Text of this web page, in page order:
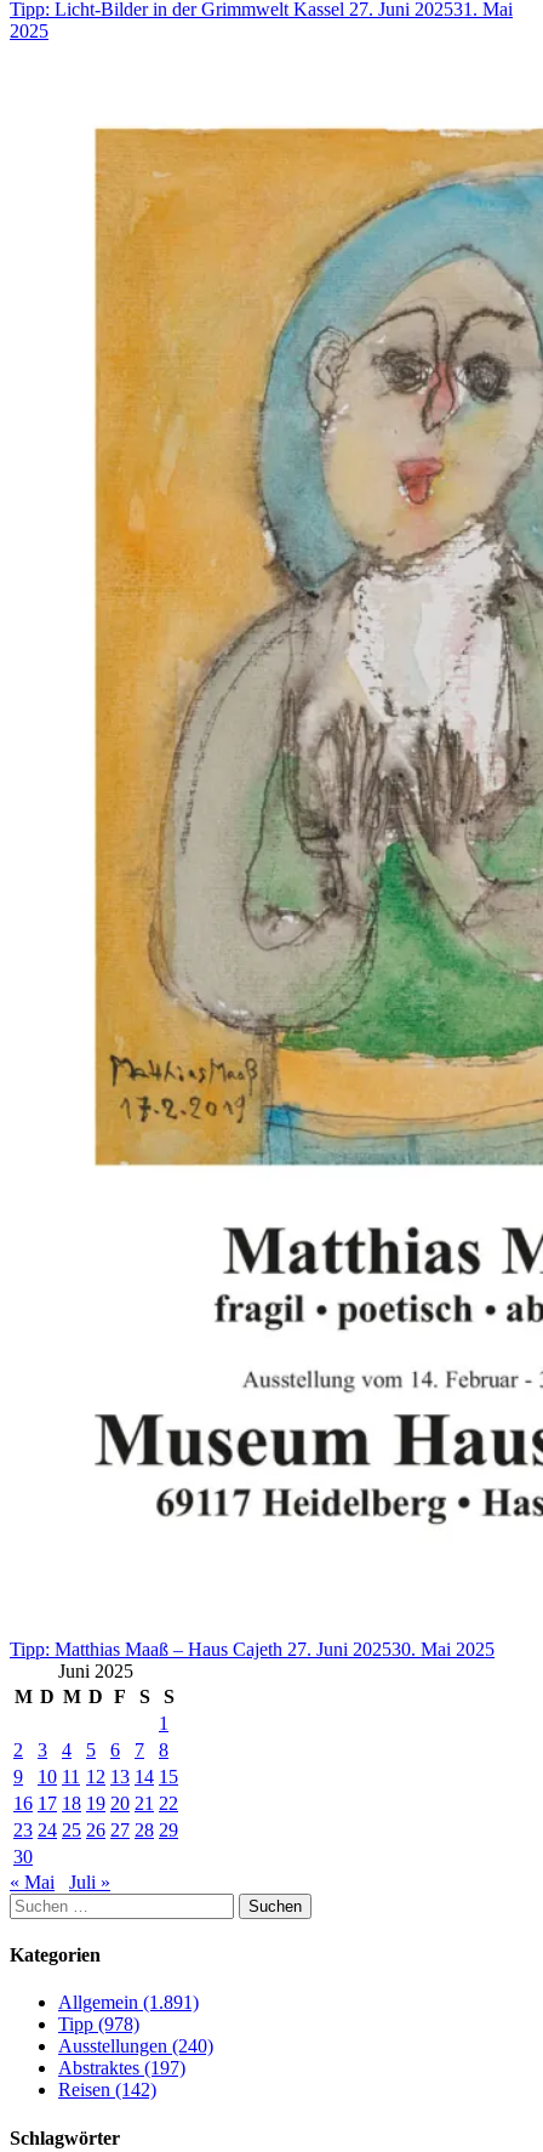
Tipp: Licht-Bilder in der Grimmwelt Kassel 27. Juni 202531. Mai
2025
Tipp: Matthias Maaß – Haus Cajeth 27. Juni 202530. Mai 2025
Juni 2025
M D M D F S
S
1
2
3 4 5 6 7
8
9
10 11 12 13 14 15
16 17 18 19 20 21 22
23 24 25 26 27 28 29
30
« Mai
Juli »
Suchen
nach:
Kategorien
Allgemein (1.891)
Tipp (978)
Ausstellungen (240)
Abstraktes (197)
Reisen (142)
Schlagwörter